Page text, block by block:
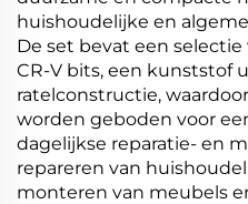
huishoudelijke en
De set bevat een
CR-V bits, een kunststof
ratelconstructie,
worden geboden voor
dagelijkse reparatie- en
repareren van
monteren van meubels